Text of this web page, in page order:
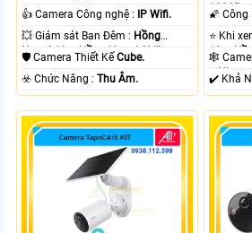
.
👍 Camera Công nghệ :
IP Wifi.
💥 Giám sát Ban Đêm : Hồng
Ngoại 10m Hồng Ngoại SMD.
🛡 Camera Thiết KếCube.
️☣️ Chức Năng :Thu Âm.
1080P .
10m
🕸️
+ Nhựa.